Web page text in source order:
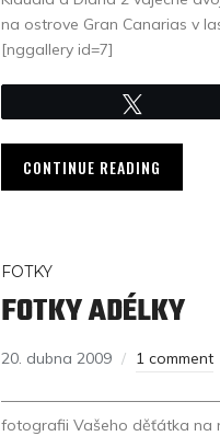
na ostrove Gran Canarias v
[nggallery id=7]
CONTINUE READING
FOTKY
FOTKY ADÉLKY
20. dubna 2009 1 comment
fotografii Vašeho děťátka na